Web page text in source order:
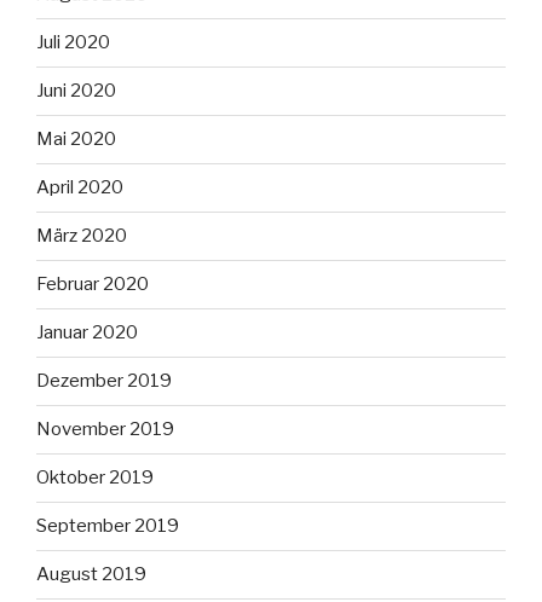
Juli 2020
Juni 2020
Mai 2020
April 2020
März 2020
Februar 2020
Januar 2020
Dezember 2019
November 2019
Oktober 2019
September 2019
August 2019